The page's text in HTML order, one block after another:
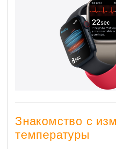
Знакомство с
температуры